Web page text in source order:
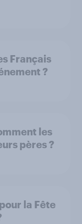
Français
?
les
pères ?
la Fête